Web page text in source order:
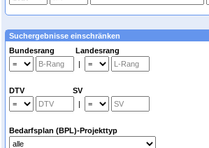
Suchergebnisse einschränken
Bundesrang Landesrang
|
DTV SV
|
Bedarfsplan (BPL)-Projekttyp